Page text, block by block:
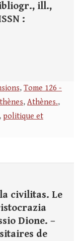
ill.,
:
, Tome 126 -
, Athènes.,
, politique et
civilitas. Le
Dione. –
de